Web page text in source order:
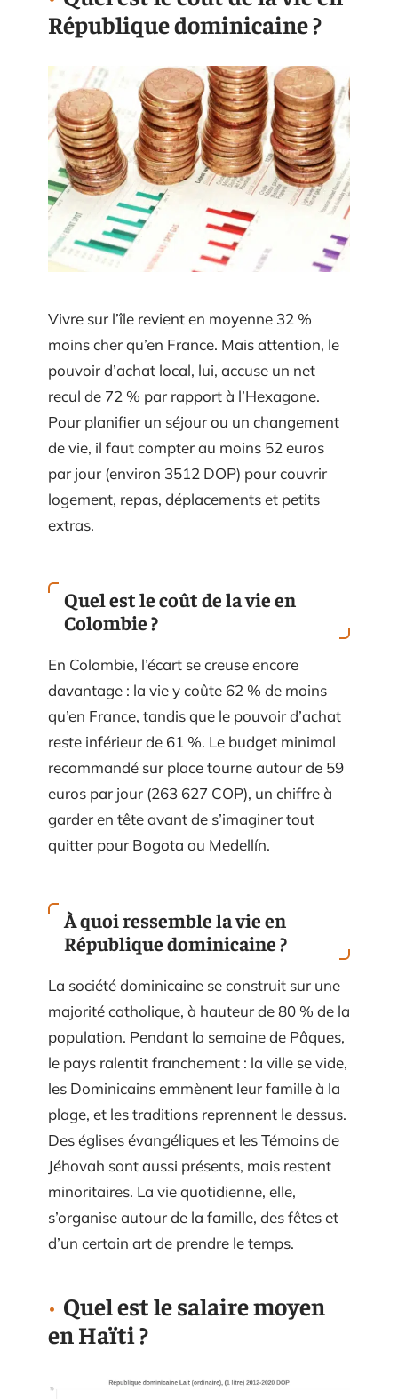
République dominicaine ?
Vivre sur l’île revient en moyenne 32 %
moins cher qu’en France. Mais attention, le
pouvoir d’achat local, lui, accuse un net
recul de 72 % par rapport à l’Hexagone.
Pour planifier un séjour ou un changement
de vie, il faut compter au moins 52 euros
par jour (environ 3512 DOP) pour couvrir
logement, repas, déplacements et petits
extras.
Quel est le coût de la vie en
Colombie ?
En Colombie, l’écart se creuse encore
davantage : la vie y coûte 62 % de moins
qu’en France, tandis que le pouvoir d’achat
reste inférieur de 61 %. Le budget minimal
recommandé sur place tourne autour de 59
euros par jour (263 627 COP), un chiffre à
garder en tête avant de s’imaginer tout
quitter pour Bogota ou Medellín.
À quoi ressemble la vie en
République dominicaine ?
La société dominicaine se construit sur une
majorité catholique, à hauteur de 80 % de la
population. Pendant la semaine de Pâques,
le pays ralentit franchement : la ville se vide,
les Dominicains emmènent leur famille à la
plage, et les traditions reprennent le dessus.
Des églises évangéliques et les Témoins de
Jéhovah sont aussi présents, mais restent
minoritaires. La vie quotidienne, elle,
s’organise autour de la famille, des fêtes et
d’un certain art de prendre le temps.
Quel est le salaire moyen
en Haïti ?